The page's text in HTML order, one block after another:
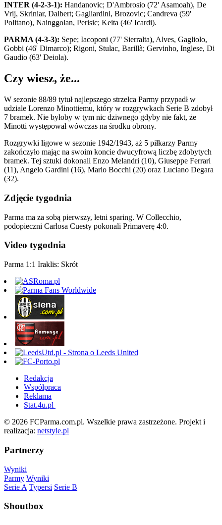
INTER (4-2-3-1): Handanovic; D'Ambrosio (72' Asamoah), De
Vrij, Skriniar, Dalbert; Gagliardini, Brozovic; Candreva (59'
Politano), Nainggolan, Perisic; Keita (46' Icardi).
PARMA (4-3-3): Sepe; Iacoponi (77' Sierralta), Alves, Gagliolo,
Gobbi (46' Dimarco); Rigoni, Stulac, Barillà; Gervinho, Inglese, Di
Gaudio (63' Deiola).
Czy wiesz, że...
W sezonie 88/89 tytuł najlepszego strzelca Parmy przypadł w
udziale Lorenzo Minottiemu, który w rozgrywkach Serie B zdobył
7 bramek. Nie byłoby w tym nic dziwnego gdyby nie fakt, że
Minotti występował wówczas na środku obrony.
Rozgrywki ligowe w sezonie 1942/1943, aż 5 piłkarzy Parmy
zakończyło mając na swoim koncie dwucyfrową liczbę zdobytych
bramek. Tej sztuki dokonali Enzo Melandri (10), Giuseppe Ferrari
(11), Angelo Gardini (16), Mario Bocchi (20) oraz Luciano Degara
(32).
Zdjęcie tygodnia
Parma ma za sobą pierwszy, letni sparing. W Collecchio,
podopieczni Carlosa Cuesty pokonali Primaverę 4:0.
Video tygodnia
Parma 1:1 Iraklis: Skrót
Redakcja
Współpraca
Reklama
Stat.4u.pl
© 2026 FCParma.com.pl. Wszelkie prawa zastrzeżone. Projekt i
realizacja: netstyle.pl
Partnerzy
Wyniki
Parmy Wyniki
Serie A Typersi Serie B
Shoutbox